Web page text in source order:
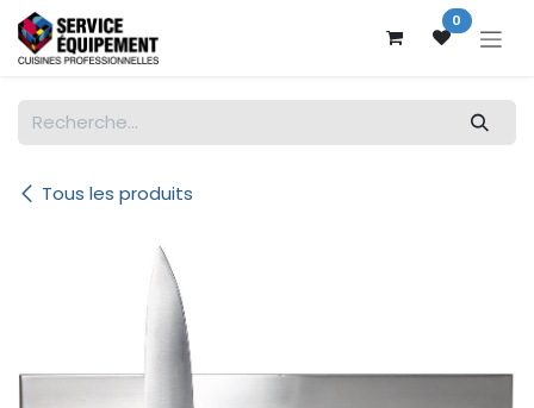
Se rendre au contenu 0
Tous les produits